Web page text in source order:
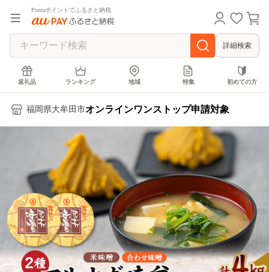
Pontaポイントでふるさと納税
詳細検索
返礼品 ランキング 地域 特集 初めての方
福岡県大牟田市オンラインワンストップ申請対象